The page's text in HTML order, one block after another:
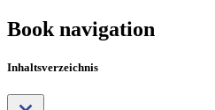
Book navigation
Inhaltsverzeichnis